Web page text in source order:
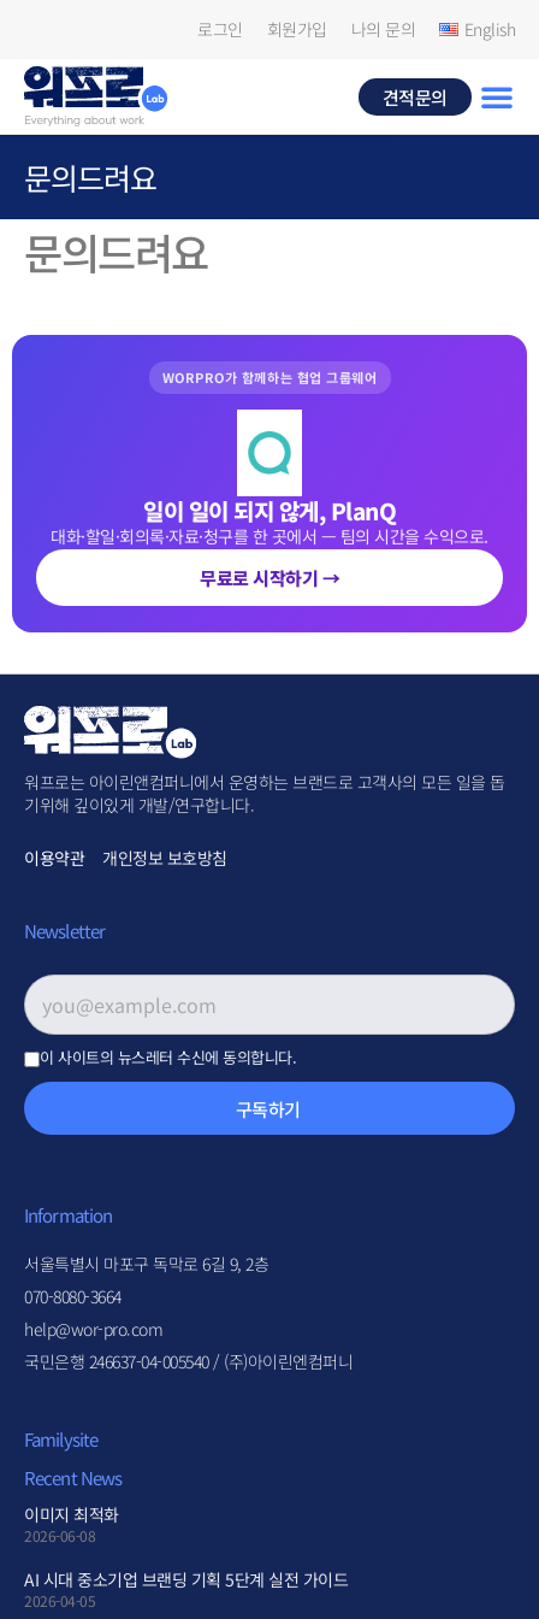
로그인 회원가입 나의 문의 English
견적문의
문의드려요
문의드려요
WORPRO가 함께하는 협업 그룹웨어
일이 일이 되지 않게, PlanQ
대화·할일·회의록·자료·청구를 한 곳에서 — 팀의 시간을 수익으로.
무료로 시작하기 →
워프로는 아이린앤컴퍼니에서 운영하는 브랜드로 고객사의 모든 일을 돕
기위해 깊이있게 개발/연구합니다.
이용약관 개인정보 보호방침
Newsletter
이메일 주소*
이 사이트의 뉴스레터 수신에 동의합니다.
구독하기
Information
서울특별시 마포구 독막로 6길 9, 2층
070-8080-3664
help@wor-pro.com
국민은행 246637-04-005540 / (주)아이린엔컴퍼니
Familysite
Recent News
이미지 최적화
2026-06-08
AI 시대 중소기업 브랜딩 기획 5단계 실전 가이드
2026-04-05